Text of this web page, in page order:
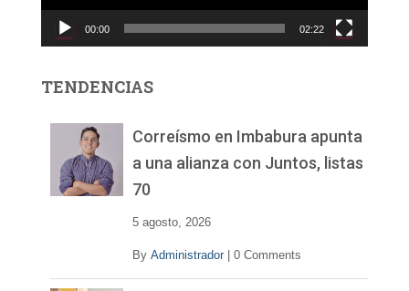
c
d
00:00 02:22
TENDENCIAS
Correísmo en Imbabura apunta
a una alianza con Juntos, listas
70
5 agosto, 2026
By Administrador 0 Comments